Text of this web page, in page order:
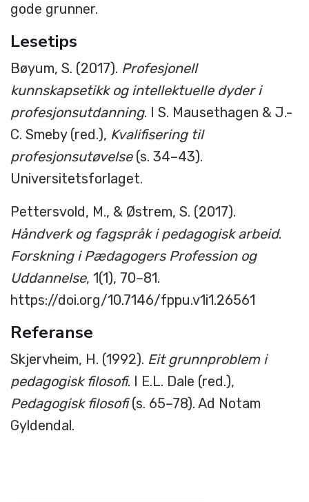
gode grunner.
Lesetips
Bøyum, S. (2017). Profesjonell
kunnskapsetikk og intellektuelle dyder i
profesjonsutdanning. I S. Mausethagen & J.-
C. Smeby (red.), Kvalifisering til
profesjonsutøvelse(s. 34–43).
Universitetsforlaget.
Pettersvold, M., & Østrem, S. (2017).
Håndverk og fagspråk i pedagogisk arbeid.
Forskning i Pædagogers Profession og
Uddannelse, 1(1), 70–81.
https://doi.org/10.7146/fppu.v1i1.26561
Referanse
Skjervheim, H. (1992). Eit grunnproblem i
pedagogisk filosofi. I E.L. Dale (red.),
Pedagogisk filosofi(s. 65–78). Ad Notam
Gyldendal.